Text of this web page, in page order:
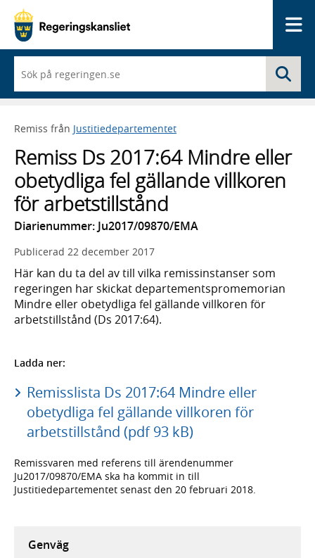
du
börjar
skriva
framträder
lista
med
sökförslag
Remiss från Justitiedepartementet
Remiss Ds 2017:64 Mindre eller
obetydliga fel gällande villkoren
för arbetstillstånd
Diarienummer: Ju2017/09870/EMA
Publicerad 22 december 2017
Här kan du ta del av till vilka remissinstanser som
regeringen har skickat departementspromemorian
Mindre eller obetydliga fel gällande villkoren för
arbetstillstånd (Ds 2017:64).
Ladda ner:
Remisslista Ds 2017:64 Mindre eller
obetydliga fel gällande villkoren för
arbetstillstånd (pdf 93 kB)
Remissvaren med referens till ärendenummer
Ju2017/09870/EMA ska ha kommit in till
Justitiedepartementet senast den 20 februari 2018.
Genväg